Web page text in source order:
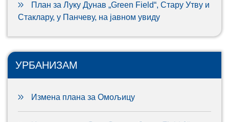
План за Луку Дунав „Green Field“, Стару Утву и
Стаклару, у Панчеву, на јавном увиду
УРБАНИЗАМ
Измена плана за Омољицу